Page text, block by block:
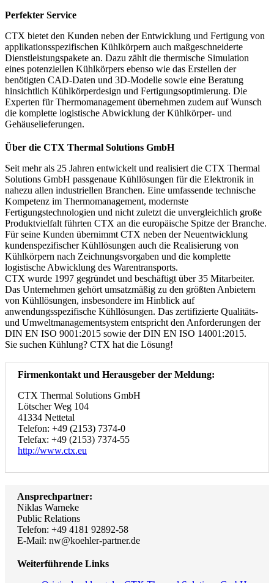
Perfekter Service
CTX bietet den Kunden neben der Entwicklung und Fertigung von
applikationsspezifischen Kühlkörpern auch maßgeschneiderte
Dienstleistungspakete an. Dazu zählt die thermische Simulation
eines potenziellen Kühlkörpers ebenso wie das Erstellen der
benötigten CAD-Daten und 3D-Modelle sowie eine Beratung
hinsichtlich Kühlkörperdesign und Fertigungsoptimierung. Die
Experten für Thermomanagement übernehmen zudem auf Wunsch
die komplette logistische Abwicklung der Kühlkörper- und
Gehäuselieferungen.
Über die CTX Thermal Solutions GmbH
Seit mehr als 25 Jahren entwickelt und realisiert die CTX Thermal
Solutions GmbH passgenaue Kühllösungen für die Elektronik in
nahezu allen industriellen Branchen. Eine umfassende technische
Kompetenz im Thermomanagement, modernste
Fertigungstechnologien und nicht zuletzt die unvergleichlich große
Produktvielfalt führten CTX an die europäische Spitze der Branche.
Für seine Kunden übernimmt CTX neben der Neuentwicklung
kundenspezifischer Kühllösungen auch die Realisierung von
Kühlkörpern nach Zeichnungsvorgaben und die komplette
logistische Abwicklung des Warentransports.
CTX wurde 1997 gegründet und beschäftigt über 35 Mitarbeiter.
Das Unternehmen gehört umsatzmäßig zu den größten Anbietern
von Kühllösungen, insbesondere im Hinblick auf
anwendungsspezifische Kühllösungen. Das zertifizierte Qualitäts-
und Umweltmanagementsystem entspricht den Anforderungen der
DIN EN ISO 9001:2015 sowie der DIN EN ISO 14001:2015.
Sie suchen Kühlung? CTX hat die Lösung!
Firmenkontakt und Herausgeber der Meldung:
CTX Thermal Solutions GmbH
Lötscher Weg 104
41334 Nettetal
Telefon: +49 (2153) 7374-0
Telefax: +49 (2153) 7374-55
http://www.ctx.eu
Ansprechpartner:
Niklas Warneke
Public Relations
Telefon: +49 4181 92892-58
E-Mail: nw@koehler-partner.de
Weiterführende Links